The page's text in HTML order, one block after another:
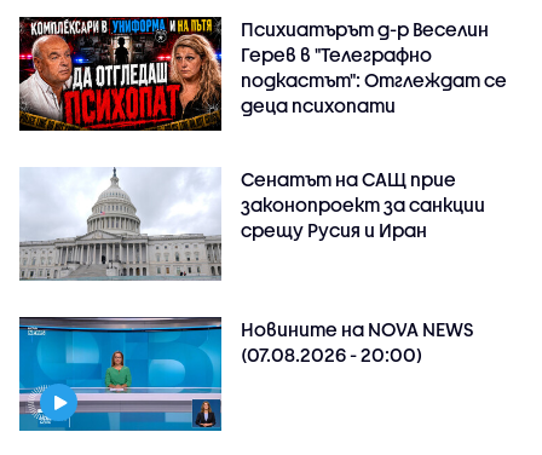
Психиатърът д-р Веселин
Герев в "Телеграфно
подкастът": Отглеждат се
деца психопати
Сенатът на САЩ прие
законопроект за санкции
срещу Русия и Иран
Новините на NOVA NEWS
(07.08.2026 - 20:00)